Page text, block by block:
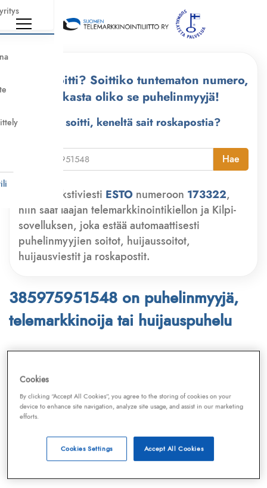
Kuka soitti? Soittiko tuntematon numero,
tarkasta oliko se puhelinmyyjä!
Kuka soitti, keneltä sait roskapostia?
Hae
Lähetä tekstiviesti ESTO numeroon 173322,
niin saat laajan telemarkkinointikiellon ja Kilpi-
sovelluksen, joka estää automaattisesti
puhelinmyyjien soitot, huijaussoitot,
huijausviestit ja roskapostit.
385975951548 on puhelinmyyjä,
telemarkkinoija tai huijauspuhelu
Telemarkkinointiliiton ja
puhelinmyyjienjatelemarkkinoijien numeroita.
Lisäksi tunnistamme automaattisesti, jos kyseessä on
puhelinhuijarin numero, sähköpostiosoitetai
huijausviesti. Tietokantaamme päivitetään jatkuvasti,
mikä varmistaa ajantasaisen suojan.
Cookies
By clicking “Accept All Cookies”, you agree to the storing of cookies on your
device to enhance site navigation, analyze site usage, and assist in our marketing
efforts.
Accept All Cookies
Cookies Settings